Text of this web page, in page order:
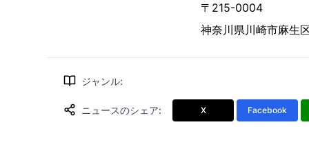
〒215-0004
神奈川県川崎市麻生
ジャンル:
ニュースのシェア: X Facebook